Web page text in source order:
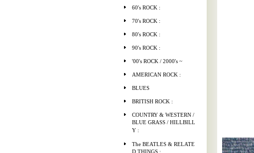
60's ROCK :
70's ROCK :
80's ROCK :
90's ROCK :
'00's ROCK / 2000's ~
AMERICAN ROCK :
BLUES
BRITISH ROCK :
COUNTRY & WESTERN /
BLUE GRASS / HILLBILL
Y :
The BEATLES & RELATE